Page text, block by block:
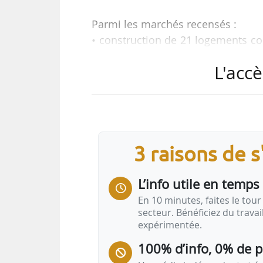
Parmi les marchés recensés :
• construction de 21 logements
• AMO pour l’étude
explorer et accélérer à la
• marché AMO programmiste
(Drôme) en lien avec la cession
3 raisons de
L’info utile en
En 10 minutes, faites le tour
secteur. Bénéficiez du
expérimentée.
100% d’info, 0% de